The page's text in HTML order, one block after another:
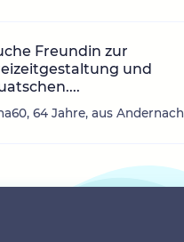
Freundin zur
und
64 Jahre, aus Andernach